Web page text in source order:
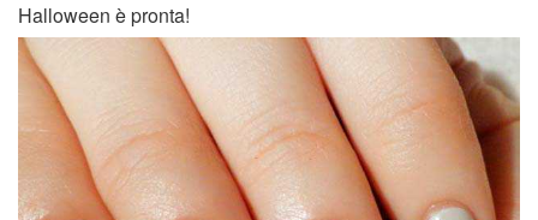
Halloween è pronta!